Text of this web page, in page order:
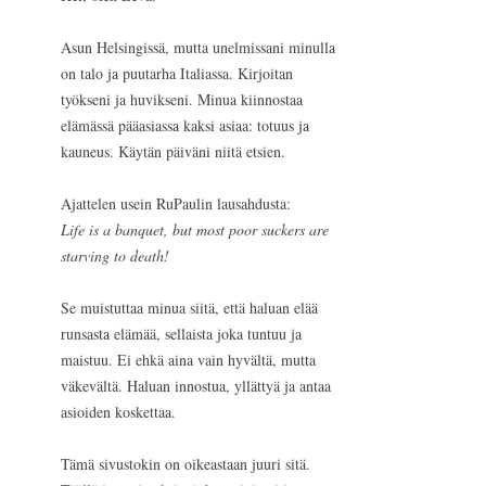
Asun Helsingissä, mutta unelmissani minulla
on talo ja puutarha Italiassa. Kirjoitan
työkseni ja huvikseni. Minua kiinnostaa
elämässä pääasiassa kaksi asiaa: totuus ja
kauneus. Käytän päiväni niitä etsien.
Ajattelen usein RuPaulin lausahdusta:
Life is a banquet, but most poor suckers are
starving to death!
Se muistuttaa minua siitä, että haluan elää
runsasta elämää, sellaista joka tuntuu ja
maistuu. Ei ehkä aina vain hyvältä, mutta
väkevältä. Haluan innostua, yllättyä ja antaa
asioiden koskettaa.
Tämä sivustokin on oikeastaan juuri sitä.